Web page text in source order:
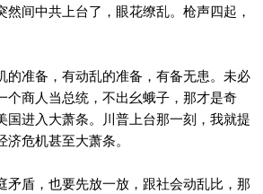
间中共上台了，眼花缭乱。枪声四起，
的准备，有动乱的准备，有备无患。未必
个商人当总统，不出幺蛾子，那才是奇
国进入大萧条。川普上台那一刻，我就提
危机甚至大萧条。
矛盾，也要先放一放，跟社会动乱比，那